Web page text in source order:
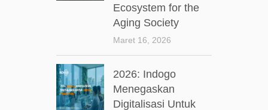
Ecosystem for the
Aging Society
Maret 16, 2026
2026: Indogo
Menegaskan
Digitalisasi Untuk